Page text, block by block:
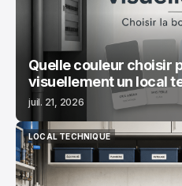
Quelle couleur choisir
visuellement un local
juil. 21, 2026
LOCAL TECHNIQUE
LOCAL TECHNIQUE